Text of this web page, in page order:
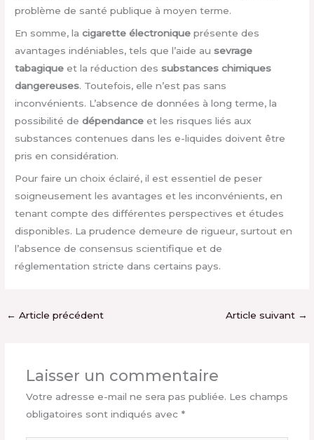
problème de santé publique à moyen terme.
En somme, lacigarette électronique présente des
avantages indéniables, tels que l’aide ausevrage
tabagique et la réduction dessubstances chimiques
dangereuses. Toutefois, elle n’est pas sans
inconvénients. L’absence de données à long terme, la
possibilité dedépendance et les risques liés aux
substances contenues dans les e-liquides doivent être
pris en considération.
Pour faire un choix éclairé, il est essentiel de peser
soigneusement les avantages et les inconvénients, en
tenant compte des différentes perspectives et études
disponibles. La prudence demeure de rigueur, surtout en
l’absence de consensus scientifique et de
réglementation stricte dans certains pays.
← Article précédent Article suivant →
Laisser un commentaire
Votre adresse e-mail ne sera pas publiée. Les champs
obligatoires sont indiqués avec *